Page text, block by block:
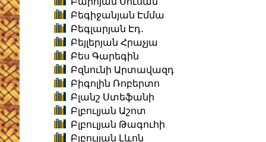
Բեգիջանյան Էմմա
Բեգլարյան Էդ․
Բեյլերյան Հրաչյա
Բես Գարեգին
Բզնունի Արտավազդ
Բիգոլին Ռոբերտո
Բլանշ Ստեֆանի
Բլբուլյան Աշոտ
Բլբուլյան Թագուհի
Բլբուլյան Լևոն